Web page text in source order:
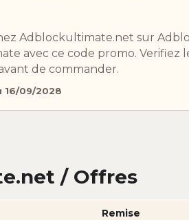
Adblockultimate.net sur
avec ce code promo. Verifiez
de commander.
16/09/2028
/ Offres
Remise